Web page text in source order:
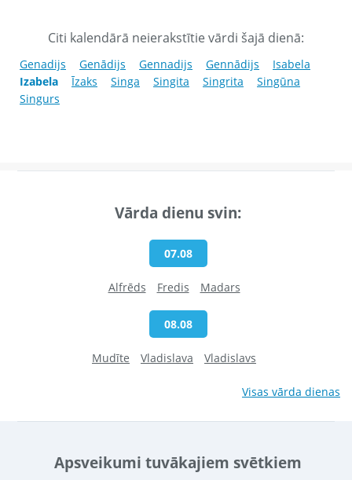
Citi kalendārā neierakstītie vārdi šajā dienā:
Genadijs Genādijs Gennadijs Gennādijs
Isabela
Izabela
Īzaks Singa Singita Singrita
Singūna
Singurs
Vārda dienu svin:
07.08
Alfrēds Fredis Madars
08.08
Mudīte Vladislava Vladislavs
Visas vārda dienas
Apsveikumi tuvākajiem svētkiem